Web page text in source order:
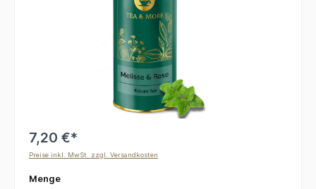
7,20 €*
Preise inkl. MwSt. zzgl. Versandkosten
Mengeauswählen